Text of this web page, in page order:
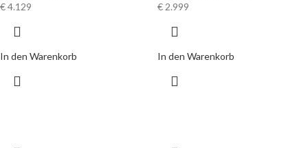
€4.129
In den Warenkorb
€2.999
In den Warenkorb